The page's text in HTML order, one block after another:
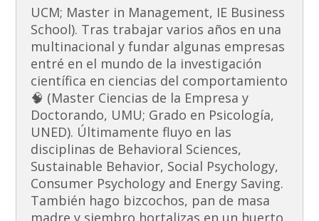
UCM; Master in Management, IE Business
School). Tras trabajar varios años en una
multinacional y fundar algunas empresas
entré en el mundo de la investigación
científica en ciencias del comportamiento
🧠 (Master Ciencias de la Empresa y
Doctorando, UMU; Grado en Psicología,
UNED). Últimamente fluyo en las
disciplinas de Behavioral Sciences,
Sustainable Behavior, Social Psychology,
Consumer Psychology and Energy Saving.
También hago bizcochos, pan de masa
madre y siembro hortalizas en un huerto